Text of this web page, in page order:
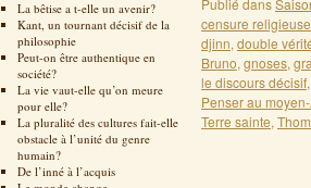
La bêtise a t-elle un avenir?
Kant, un tournant décisif de la
philosophie
Peut-on être authentique en
société?
La vie vaut-elle qu’on meure
pour elle?
La pluralité des cultures fait-elle
obstacle à l’unité du genre
humain?
De l’inné à l’acquis
Publié dans
censure religieuse
djinn, double
Bruno, gnoses,
le discours décisif,
Penser au
Terre sainte,